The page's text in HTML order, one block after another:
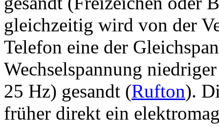
gleichzeitig wird von der
Telefon eine der
Wechselspannung
25 Hz) gesandt (Rufton).
früher direkt ein